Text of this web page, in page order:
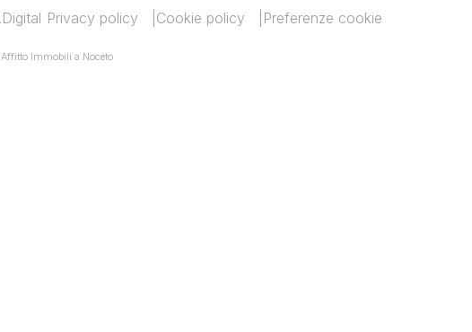
Privacy policy Cookie policy Preferenze cookie
Affitto Immobili a Noceto